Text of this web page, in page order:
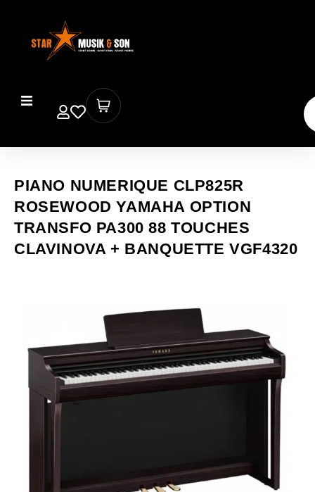
PIANO NUMERIQUE CLP825R
ROSEWOOD YAMAHA OPTION
TRANSFO PA300 88 TOUCHES
CLAVINOVA + BANQUETTE VGF4320